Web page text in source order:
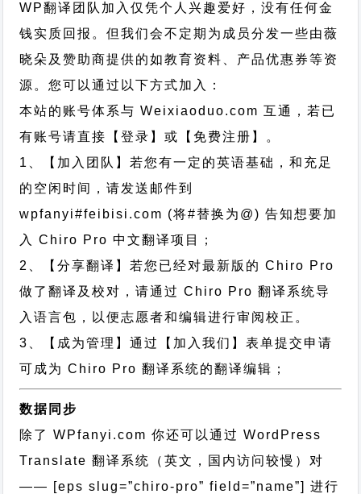
WP翻译团队加入仅凭个人兴趣爱好，没有任何金
钱实质回报。但我们会不定期为成员分发一些由薇
晓朵及赞助商提供的如教育资料、产品优惠券等资
源。您可以通过以下方式加入：
本站的账号体系与Weixiaoduo.com 互通，若已
有账号请直接【登录】或【免费注册】。
1、【加入团队】若您有一定的英语基础，和充足
的空闲时间，请发送邮件到
wpfanyi#feibisi.com (将#替换为@) 告知想要加
入 Chiro Pro 中文翻译项目；
2、【分享翻译】若您已经对最新版的 Chiro Pro
做了翻译及校对，请通过 Chiro Pro 翻译系统导
入语言包，以便志愿者和编辑进行审阅校正。
3、【成为管理】通过【加入我们】表单提交申请
可成为 Chiro Pro 翻译系统的翻译编辑；
数据同步
除了 WPfanyi.com 你还可以通过WordPress
Translate 翻译系统（英文，国内访问较慢）对
—— [eps slug=”chiro-pro” field=”name”]进行